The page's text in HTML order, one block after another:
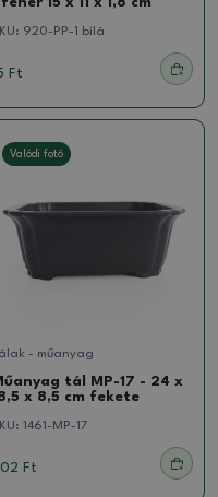
920-PP-1 bílá
Ft
Valódi fotó
- műanyag
tál MP-17 - 24 x
x 8,5 cm fekete
1461-MP-17
Ft